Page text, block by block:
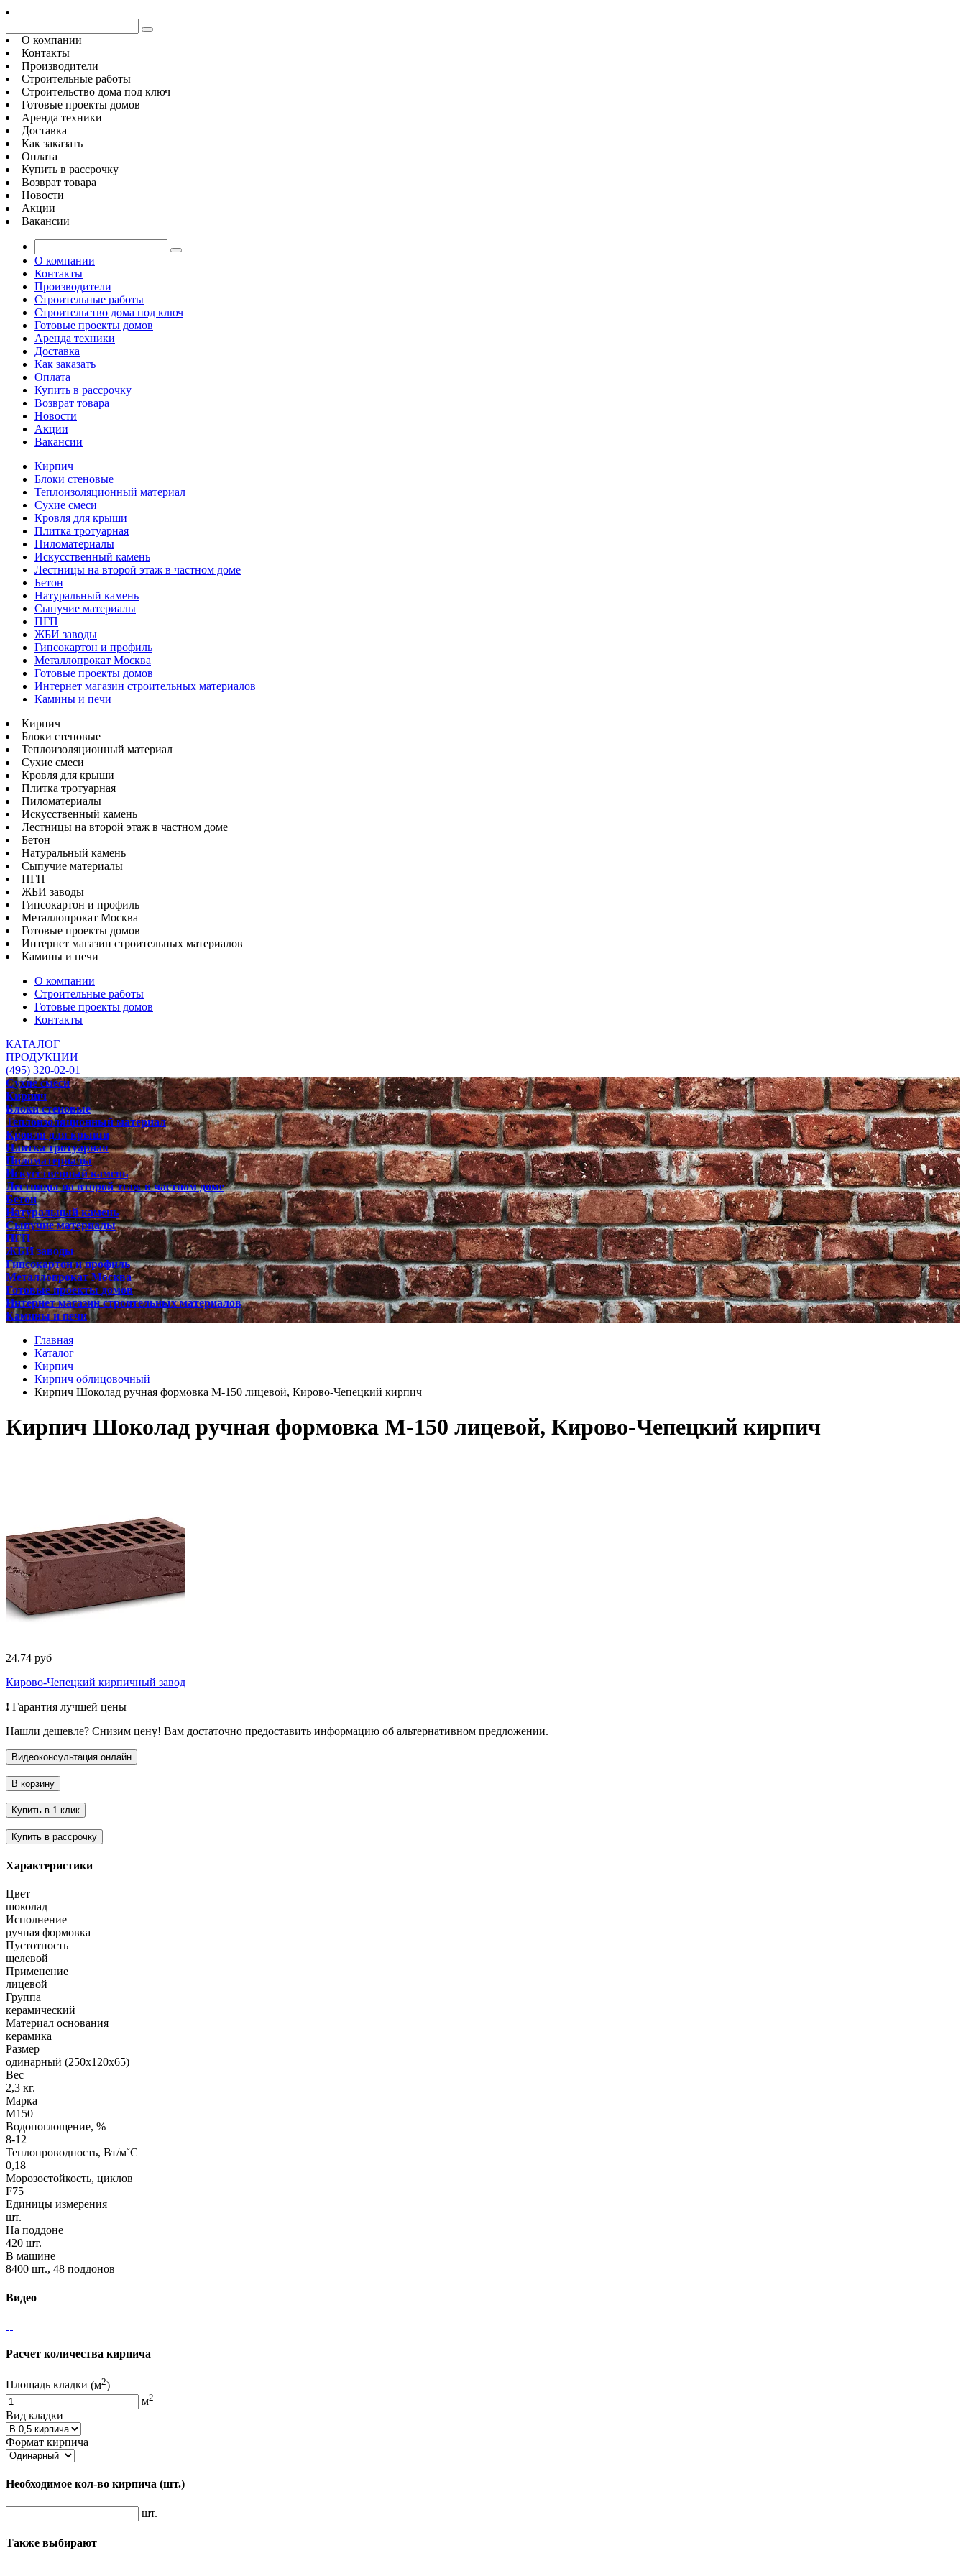
О компании
Контакты
Производители
Строительные работы
Строительство дома под ключ
Готовые проекты домов
Аренда техники
Доставка
Как заказать
Оплата
Купить в рассрочку
Возврат товара
Новости
Акции
Вакансии
О компании
Контакты
Производители
Строительные работы
Строительство дома под ключ
Готовые проекты домов
Аренда техники
Доставка
Как заказать
Оплата
Купить в рассрочку
Возврат товара
Новости
Акции
Вакансии
Кирпич
Блоки стеновые
Теплоизоляционный материал
Сухие смеси
Кровля для крыши
Плитка тротуарная
Пиломатериалы
Искусственный камень
Лестницы на второй этаж в частном доме
Бетон
Натуральный камень
Сыпучие материалы
ПГП
ЖБИ заводы
Гипсокартон и профиль
Металлопрокат Москва
Готовые проекты домов
Интернет магазин строительных материалов
Камины и печи
Кирпич
Блоки стеновые
Теплоизоляционный материал
Сухие смеси
Кровля для крыши
Плитка тротуарная
Пиломатериалы
Искусственный камень
Лестницы на второй этаж в частном доме
Бетон
Натуральный камень
Сыпучие материалы
ПГП
ЖБИ заводы
Гипсокартон и профиль
Металлопрокат Москва
Готовые проекты домов
Интернет магазин строительных материалов
Камины и печи
О компании
Строительные работы
Готовые проекты домов
Контакты
КАТАЛОГ
ПРОДУКЦИИ
(495) 320-02-01
Сухие смеси
Кирпич
Блоки стеновые
Теплоизоляционный материал
Кровля для крыши
Плитка тротуарная
Пиломатериалы
Искусственный камень
Лестницы на второй этаж в частном доме
Бетон
Натуральный камень
Сыпучие материалы
ПГП
ЖБИ заводы
Гипсокартон и профиль
Металлопрокат Москва
Готовые проекты домов
Интернет магазин строительных материалов
Камины и печи
Главная
Каталог
Кирпич
Кирпич облицовочный
Кирпич Шоколад ручная формовка М-150 лицевой, Кирово-Чепецкий кирпич
Кирпич Шоколад ручная формовка М-150 лицевой, Кирово-Чепецкий кирпич
24.74 руб
Кирово-Чепецкий кирпичный завод
! Гарантия лучшей цены
Нашли дешевле? Снизим цену! Вам достаточно предоставить информацию об альтернативном предложении.
Характеристики
Цвет
шоколад
Исполнение
ручная формовка
Пустотность
щелевой
Применение
лицевой
Группа
керамический
Материал основания
керамика
Размер
одинарный (250х120х65)
Вес
2,3 кг.
Марка
М150
Водопоглощение, %
8-12
Теплопроводность, Вт/м˚С
0,18
Морозостойкость, циклов
F75
Единицы измерения
шт.
На поддоне
420 шт.
В машине
8400 шт., 48 поддонов
Видео
Расчет количества кирпича
Площадь кладки (м2)
м2
Вид кладки
Формат кирпича
Необходимое кол-во кирпича (шт.)
шт.
Также выбирают